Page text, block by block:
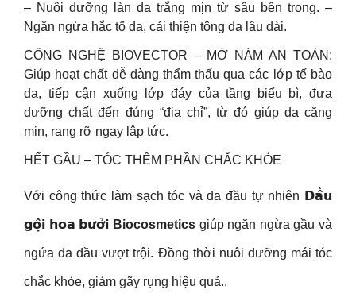
– Nuôi dưỡng làn da trắng mịn từ sâu bên trong. –
Ngăn ngừa hắc tố da, cải thiện tông da lâu dài.
CÔNG NGHỆ BIOVECTOR – MỜ NÁM AN TOÀN:
Giúp hoạt chất dễ dàng thẩm thấu qua các lớp tế bào
da, tiếp cận xuống lớp đáy của tầng biểu bì, đưa
dưỡng chất đến đúng “địa chỉ”, từ đó giúp da căng
mịn, rạng rỡ ngay lập tức.
HẾT GẦU – TÓC THÊM PHẦN CHẮC KHỎE
Với công thức làm sạch tóc và da đầu tự nhiên 𝗗𝗮̂̀𝘂
𝗴𝗼̣̂𝗶 𝗵𝗼𝗮 𝗯𝘂̛𝗼̛̉𝗶 Biocosmetics giúp ngăn ngừa gầu và
ngứa da đầu vượt trội. Đồng thời nuôi dưỡng mái tóc
chắc khỏe, giảm gãy rụng hiệu quả..